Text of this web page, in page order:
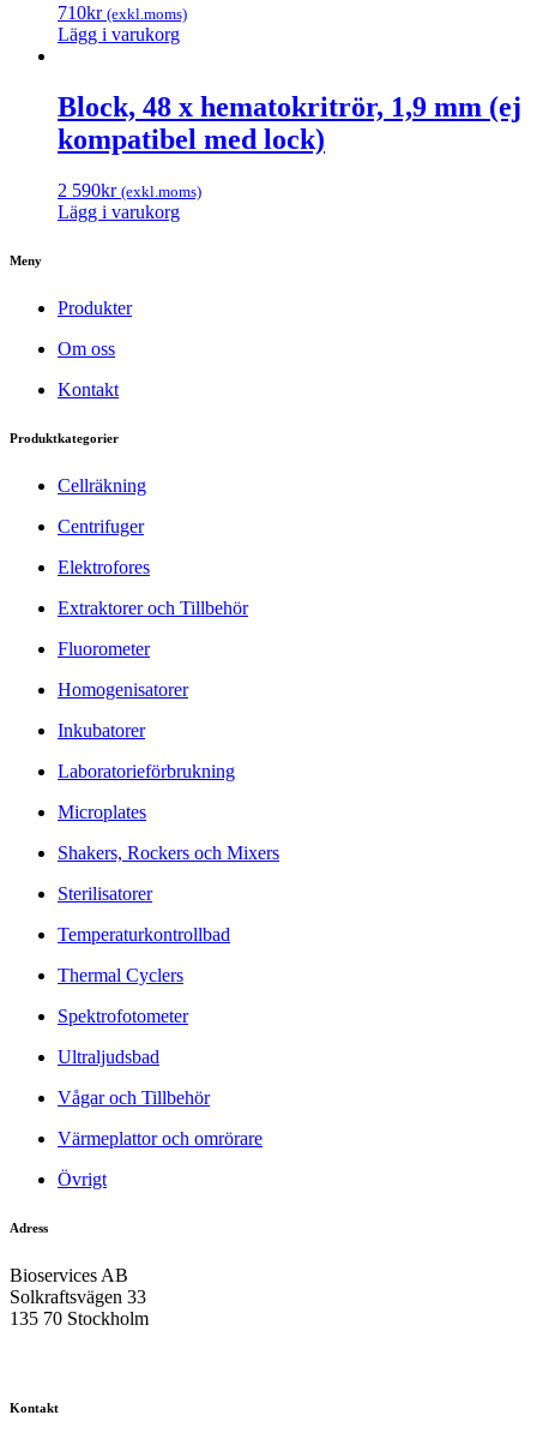
710kr (exkl.moms)
Lägg i varukorg
Block, 48 x hematokritrör, 1,9 mm (ej
kompatibel med lock)
2 590kr (exkl.moms)
Lägg i varukorg
Meny
Produkter
Om oss
Kontakt
Produktkategorier
Cellräkning
Centrifuger
Elektrofores
Extraktorer och Tillbehör
Fluorometer
Homogenisatorer
Inkubatorer
Laboratorieförbrukning
Microplates
Shakers, Rockers och Mixers
Sterilisatorer
Temperaturkontrollbad
Thermal Cyclers
Spektrofotometer
Ultraljudsbad
Vågar och Tillbehör
Värmeplattor och omrörare
Övrigt
Adress
Bioservices AB
Solkraftsvägen 33
135 70 Stockholm
Kontakt